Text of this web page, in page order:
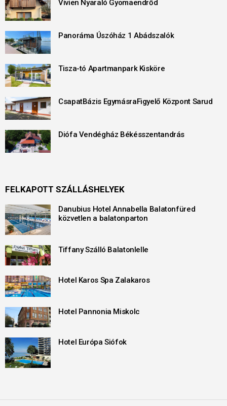
Vivien Nyaraló Gyomaendrőd
Panoráma Úszóház 1 Abádszalók
Tisza-tó Apartmanpark Kisköre
CsapatBázis EgymásraFigyelő Központ Sarud
Diófa Vendégház Békésszentandrás
FELKAPOTT SZÁLLÁSHELYEK
Danubius Hotel Annabella Balatonfüred
közvetlen a balatonparton
Tiffany Szálló Balatonlelle
Hotel Karos Spa Zalakaros
Hotel Pannonia Miskolc
Hotel Európa Siófok